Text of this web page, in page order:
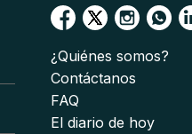
¿Quiénes somos?
Contáctanos
FAQ
El diario de hoy